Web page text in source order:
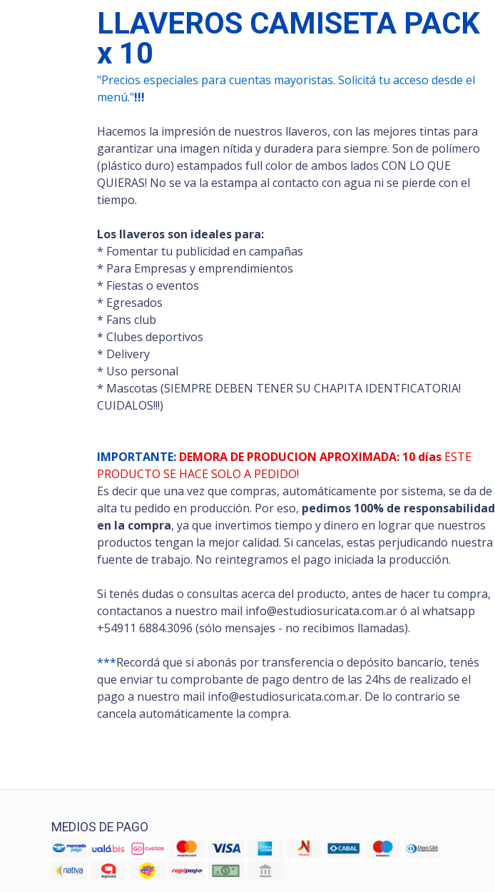
LLAVEROS CAMISETA PACK
x 10
"Precios especiales para cuentas mayoristas. Solicitá tu acceso desde el
menú."!!!
Hacemos la impresión de nuestros llaveros, con las mejores tintas para
garantizar una imagen nítida y duradera para siempre. Son de polímero
(plástico duro) estampados full color de ambos lados CON LO QUE
QUIERAS! No se va la estampa al contacto con agua ni se pierde con el
tiempo.
Los llaveros son ideales para:
* Fomentar tu publicidad en campañas
* Para Empresas y emprendimientos
* Fiestas o eventos
* Egresados
* Fans club
* Clubes deportivos
* Delivery
* Uso personal
* Mascotas (SIEMPRE DEBEN TENER SU CHAPITA IDENTFICATORIA!
CUIDALOS!!!)
IMPORTANTE: DEMORA DE PRODUCION APROXIMADA: 10 días ESTE
PRODUCTO SE HACE SOLO A PEDIDO!
Es decir que una vez que compras, automáticamente por sistema, se da de
alta tu pedido en producción. Por eso, pedimos 100% de responsabilidad
en la compra, ya que invertimos tiempo y dinero en lograr que nuestros
productos tengan la mejor calidad. Si cancelas, estas perjudicando nuestra
fuente de trabajo. No reintegramos el pago iniciada la producción.
Si tenés dudas o consultas acerca del producto, antes de hacer tu compra,
contactanos a nuestro mail info@estudiosuricata.com.ar ó al whatsapp
+54911 6884.3096 (sólo mensajes - no recibimos llamadas).
***Recordá que si abonás por transferencia o depósito bancario, tenés
que enviar tu comprobante de pago dentro de las 24hs de realizado el
pago a nuestro mail info@estudiosuricata.com.ar. De lo contrario se
cancela automáticamente la compra.
MEDIOS DE PAGO